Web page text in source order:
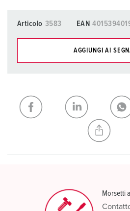
Articolo 3583 EAN
AGGIUNGI AI
CREA NUOVA
Morsetti